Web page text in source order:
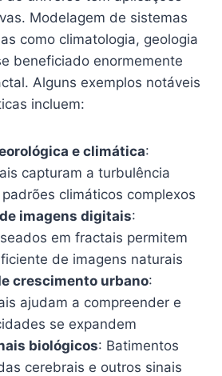
Modelagem de sistemas
como climatologia, geologia
beneficiado enormemente
Alguns exemplos notáveis
incluem:
e climática:
capturam a turbulência
climáticos complexos
imagens digitais:
em fractais permitem
de imagens naturais
crescimento urbano:
ajudam a compreender e
se expandem
biológicos: Batimentos
cerebrais e outros sinais